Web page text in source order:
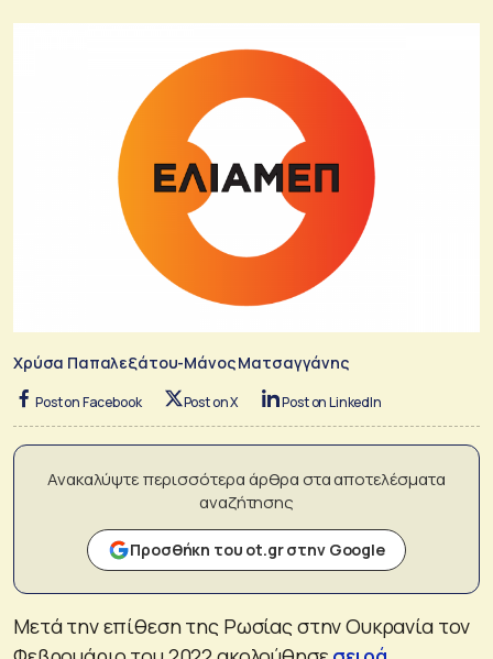
Χρύσα Παπαλεξάτου-Μάνος Ματσαγγάνης
Post on Facebook Post on X Post on LinkedIn
Ανακαλύψτε περισσότερα άρθρα στα αποτελέσματα
αναζήτησης
Προσθήκη του ot.gr στην Google
Μετά την επίθεση της Ρωσίας στην Ουκρανία τον